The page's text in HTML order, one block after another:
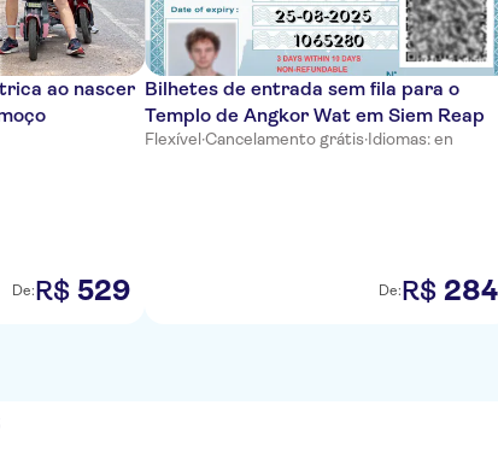
ao nascer
De:R$ 529
Bilhetes de entrada sem fila para o
Templo de Angkor Wat em Siem Reap
Flexível·Cancelamento grátis·Idiomas: en
De:R$ 284